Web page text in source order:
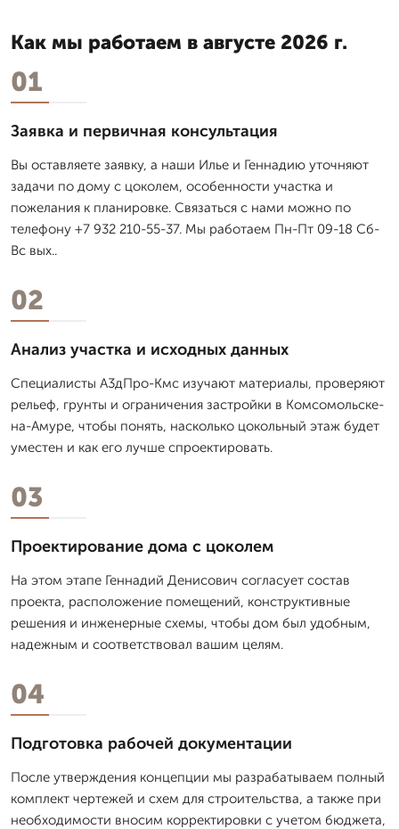
Как мы работаем в августе 2026 г.
01
Заявка и первичная консультация
Вы оставляете заявку, а наши Илье и Геннадию уточняют
задачи по дому с цоколем, особенности участка и
пожелания к планировке. Связаться с нами можно по
телефону +7 932 210-55-37. Мы работаем Пн-Пт 09-18 Сб-
Вс вых..
02
Анализ участка и исходных данных
Специалисты А3дПро-Кмс изучают материалы, проверяют
рельеф, грунты и ограничения застройки в Комсомольске-
на-Амуре, чтобы понять, насколько цокольный этаж будет
уместен и как его лучше спроектировать.
03
Проектирование дома с цоколем
На этом этапе Геннадий Денисович согласует состав
проекта, расположение помещений, конструктивные
решения и инженерные схемы, чтобы дом был удобным,
надежным и соответствовал вашим целям.
04
Подготовка рабочей документации
После утверждения концепции мы разрабатываем полный
комплект чертежей и схем для строительства, а также при
необходимости вносим корректировки с учетом бюджета,